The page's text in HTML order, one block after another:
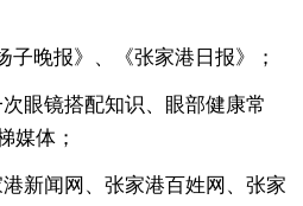
子晚报》、《张家港日报》；
眼镜搭配知识、眼部健康常
媒体；
新闻网、张家港百姓网、张家